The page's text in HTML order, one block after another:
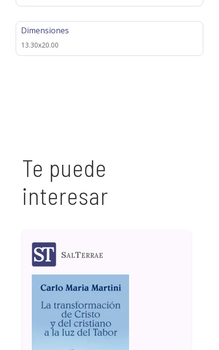
Dimensiones
13.30x20.00
Te puede
interesar
SalTerrae